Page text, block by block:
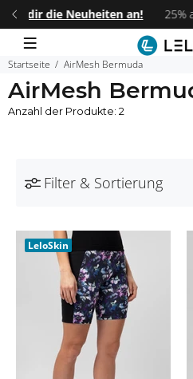
25% auf JEDEN zweiten
Startseite AirMesh Bermuda
AirMesh
Anzahl der Produkte: 2
Filter & Sortierung
LeloSkin